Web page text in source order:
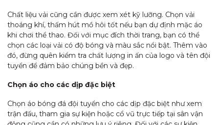
Chất liệu vải cũng cần được xem xét kỹ lưỡng. Chọn vải
thoáng khí, thấm hút mồ hôi tốt nếu bạn dự định mặc áo
khi chơi thể thao. Đối với mục đích thời trang, bạn có thể
chọn các loại vải có độ bóng và màu sắc nổi bật. Thêm vào
đó, đừng quên kiểm tra chất lượng in ấn của logo và tên đội
tuyển để đảm bảo chúng bền và đẹp.
Chọn áo cho các dịp đặc biệt
Chọn áo bóng đá đội tuyển cho các dịp đặc biệt như xem
trận đấu, tham gia sự kiện hoặc cổ vũ trực tiếp tại sân vận